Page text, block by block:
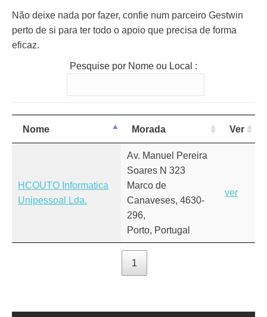
Não deixe nada por fazer, confie num parceiro Gestwin
perto de si para ter todo o apoio que precisa de forma
eficaz.
Pesquise por Nome ou Local :
Nome Morada Ver
HCOUTO Informatica
Unipessoal Lda.
Av. Manuel Pereira
Soares N 323
Marco de
Canaveses, 4630-
296,
Porto, Portugal
ver
1